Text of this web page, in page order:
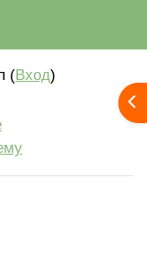
(Вход)